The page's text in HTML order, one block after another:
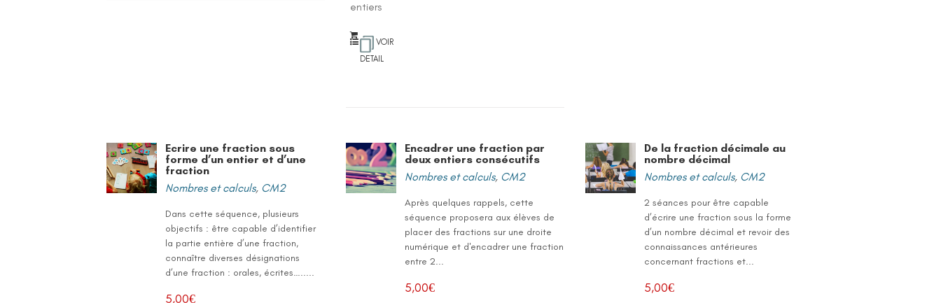
entiers
VOIR
DETAIL
Ecrire une fraction sous
forme d’un entier et d’une
fraction
Nombres et calculs, CM2
Dans cette séquence, plusieurs
objectifs : être capable d’identifier
la partie entière d’une fraction,
connaître diverses désignations
d’une fraction : orales, écrites….....
5,00€
Encadrer une fraction par
deux entiers consécutifs
Nombres et calculs, CM2
Après quelques rappels, cette
séquence proposera aux élèves de
placer des fractions sur une droite
numérique et d'encadrer une fraction
entre 2...
5,00€
De la fraction décimale au
nombre décimal
Nombres et calculs, CM2
2 séances pour être capable
d’écrire une fraction sous la forme
d’un nombre décimal et revoir des
connaissances antérieures
concernant fractions et...
5,00€